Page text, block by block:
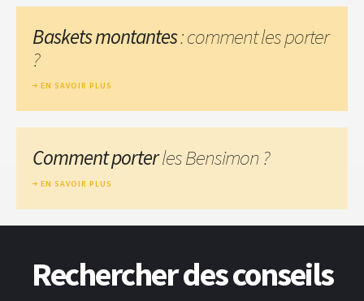
Baskets montantes: comment les porter
?
EN SAVOIR PLUS
Comment porterles Bensimon ?
EN SAVOIR PLUS
Rechercher des conseils